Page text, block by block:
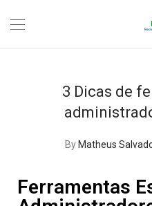
3 Dicas de
By Matheus
Ferramentas